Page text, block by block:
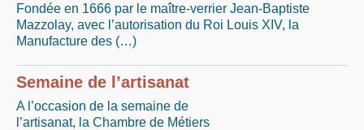
Fondée en 1666 par le maître-verrier Jean-Baptiste
Mazzolay, avec l’autorisation du Roi Louis XIV, la
Manufacture des (…)
Semaine de l’artisanat
A l’occasion de la semaine de
l’artisanat, la Chambre de Métiers